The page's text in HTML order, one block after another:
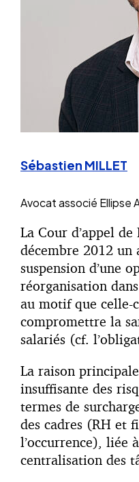
Sébastien MILLET
Avocat associé Ellipse
La Cour d’appel
décembre 2012
suspension d’une
réorganisation
au motif que celle-
compromettre la
salariés (cf.
La raison
insuffisante des
termes de
des cadres (RH et
l’occurrence), liée
centralisation des